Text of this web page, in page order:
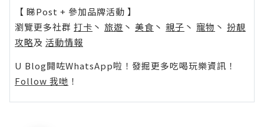
【 睇Post + 參加品牌活動 】
瀏覽更多社群 打卡 丶 旅遊 丶 美食 丶 親子 丶 寵物 丶 扮靚
攻略及 活動情報
U Blog開咗WhatsApp啦！發掘更多吃喝玩樂資訊！
Follow 我哋 ！